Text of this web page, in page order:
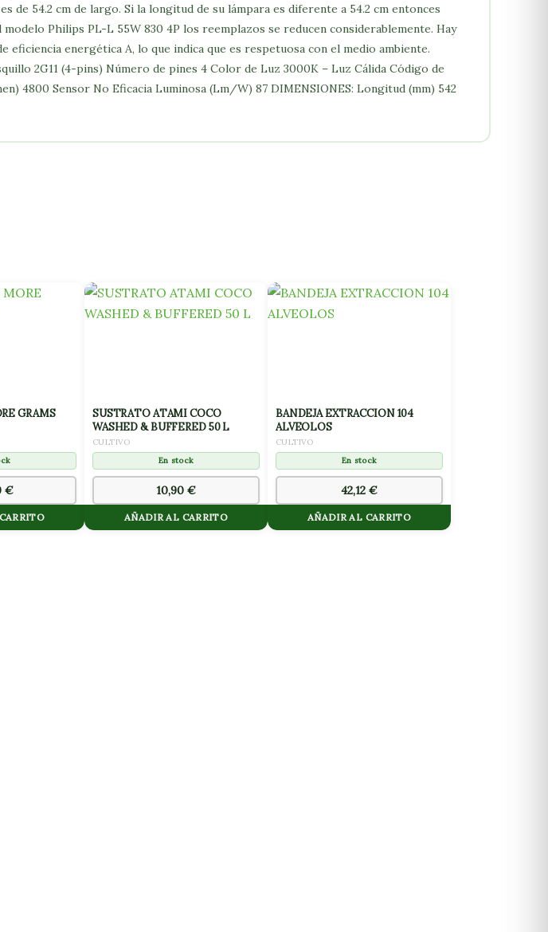
de 54.2 cm de largo. Si la longitud de su lámpara es diferente a 54.2 cm entonces
Philips PL-L 55W 830 4P los reemplazos se reducen considerablemente. Hay
energética A, lo que indica que es respetuosa con el medio ambiente.
2G11 (4-pins) Número de pines 4 Color de Luz 3000K – Luz Cálida Código de
4800 Sensor No Eficacia Luminosa (Lm/W) 87 DIMENSIONES: Longitud (mm) 542
GRAMS
€
SUSTRATO ATAMI COCO
WASHED & BUFFERED 50 L
CULTIVO
En stock
10,90 €
AÑADIR AL CARRITO
BANDEJA EXTRACCION 104
ALVEOLOS
CULTIVO
En stock
42,12 €
AÑADIR AL CARRITO